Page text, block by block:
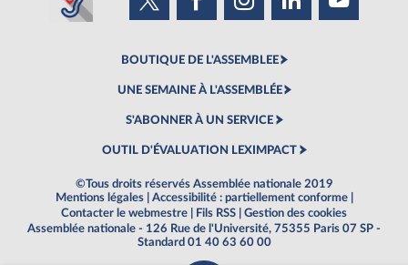
BOUTIQUE DE L'ASSEMBLEE
UNE SEMAINE À L'ASSEMBLÉE
S'ABONNER À UN SERVICE
OUTIL D'ÉVALUATION LEXIMPACT
©Tous droits réservés Assemblée nationale 2019
Mentions légales
Accessibilité : partiellement conforme
Contacter le webmestre
Fils RSS
Gestion des cookies
Assemblée nationale - 126 Rue de l'Université, 75355 Paris 07 SP -
Standard 01 40 63 60 00